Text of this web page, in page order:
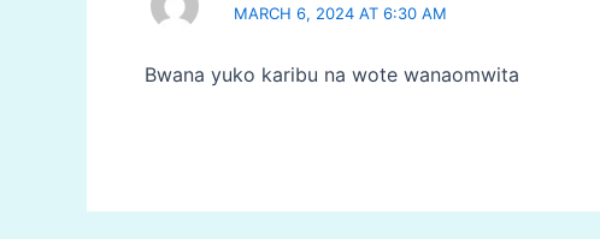
MARCH 6, 2024 AT 6:30 AM
Bwana yuko karibu na wote wanaomwita